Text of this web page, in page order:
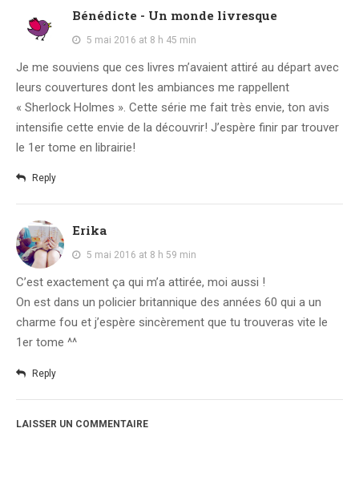
Bénédicte - Un monde livresque
5 mai 2016 at 8 h 45 min
Je me souviens que ces livres m’avaient attiré au départ avec
leurs couvertures dont les ambiances me rappellent
« Sherlock Holmes ». Cette série me fait très envie, ton avis
intensifie cette envie de la découvrir! J’espère finir par trouver
le 1er tome en librairie!
Reply
Erika
5 mai 2016 at 8 h 59 min
C’est exactement ça qui m’a attirée, moi aussi !
On est dans un policier britannique des années 60 qui a un
charme fou et j’espère sincèrement que tu trouveras vite le
1er tome ^^
Reply
LAISSER UN COMMENTAIRE